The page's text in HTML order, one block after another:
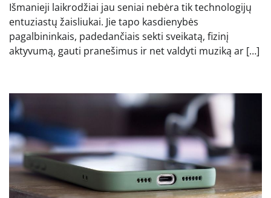
Išmanieji laikrodžiai jau seniai nebėra tik technologijų
entuziastų žaisliukai. Jie tapo kasdienybės
pagalbininkais, padedančiais sekti sveikatą, fizinį
aktyvumą, gauti pranešimus ir net valdyti muziką ar […]